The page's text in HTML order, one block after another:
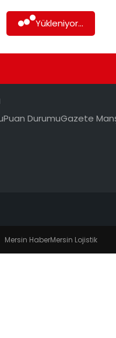
Yükleniyor...
Puan DurumuGazete
Mersin HaberMersin Lojistik